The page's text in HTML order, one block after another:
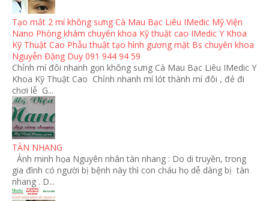
Tạo mắt 2 mí không sưng Cà Mau Bạc Liêu IMedic Mỹ Viện
Nano Phòng khám chuyên khoa Kỹ thuật cao IMedic Y Khoa
Kỹ Thuật Cao Phẫu thuật tạo hình gương mặt Bs chuyên khoa
Nguyễn Đặng Duy 091 944 94 59
Chỉnh mí đôi nhanh gọn không sưng Cà Mau Bạc Liêu IMedic Y
Khoa Kỹ Thuật Cao Chỉnh nhanh mí lót thành mí đôi , đẻ đi
chơi lễ G...
TÀN NHANG
Ảnh minh họa Nguyên nhân tàn nhang : Do di truyền, trong
gia đình có người bị bệnh này thì con cháu họ dễ dàng bị tàn
nhang . D...